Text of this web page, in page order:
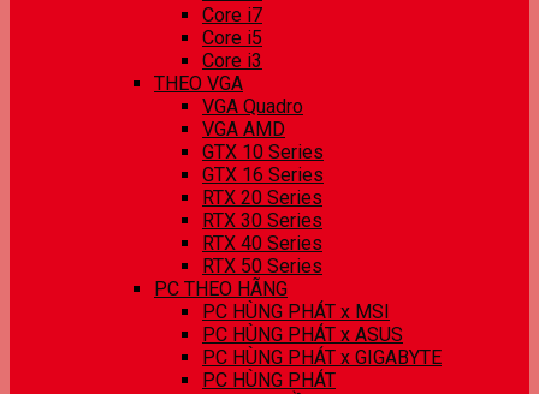
Core i7
Core i5
Core i3
THEO VGA
VGA Quadro
VGA AMD
GTX 10 Series
GTX 16 Series
RTX 20 Series
RTX 30 Series
RTX 40 Series
RTX 50 Series
PC THEO HÃNG
PC HÙNG PHÁT x MSI
PC HÙNG PHÁT x ASUS
PC HÙNG PHÁT x GIGABYTE
PC HÙNG PHÁT